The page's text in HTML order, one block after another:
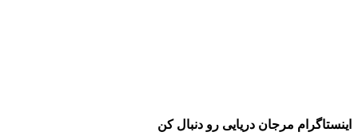
اینستاگرام مرجان دریایی رو دنبال کن